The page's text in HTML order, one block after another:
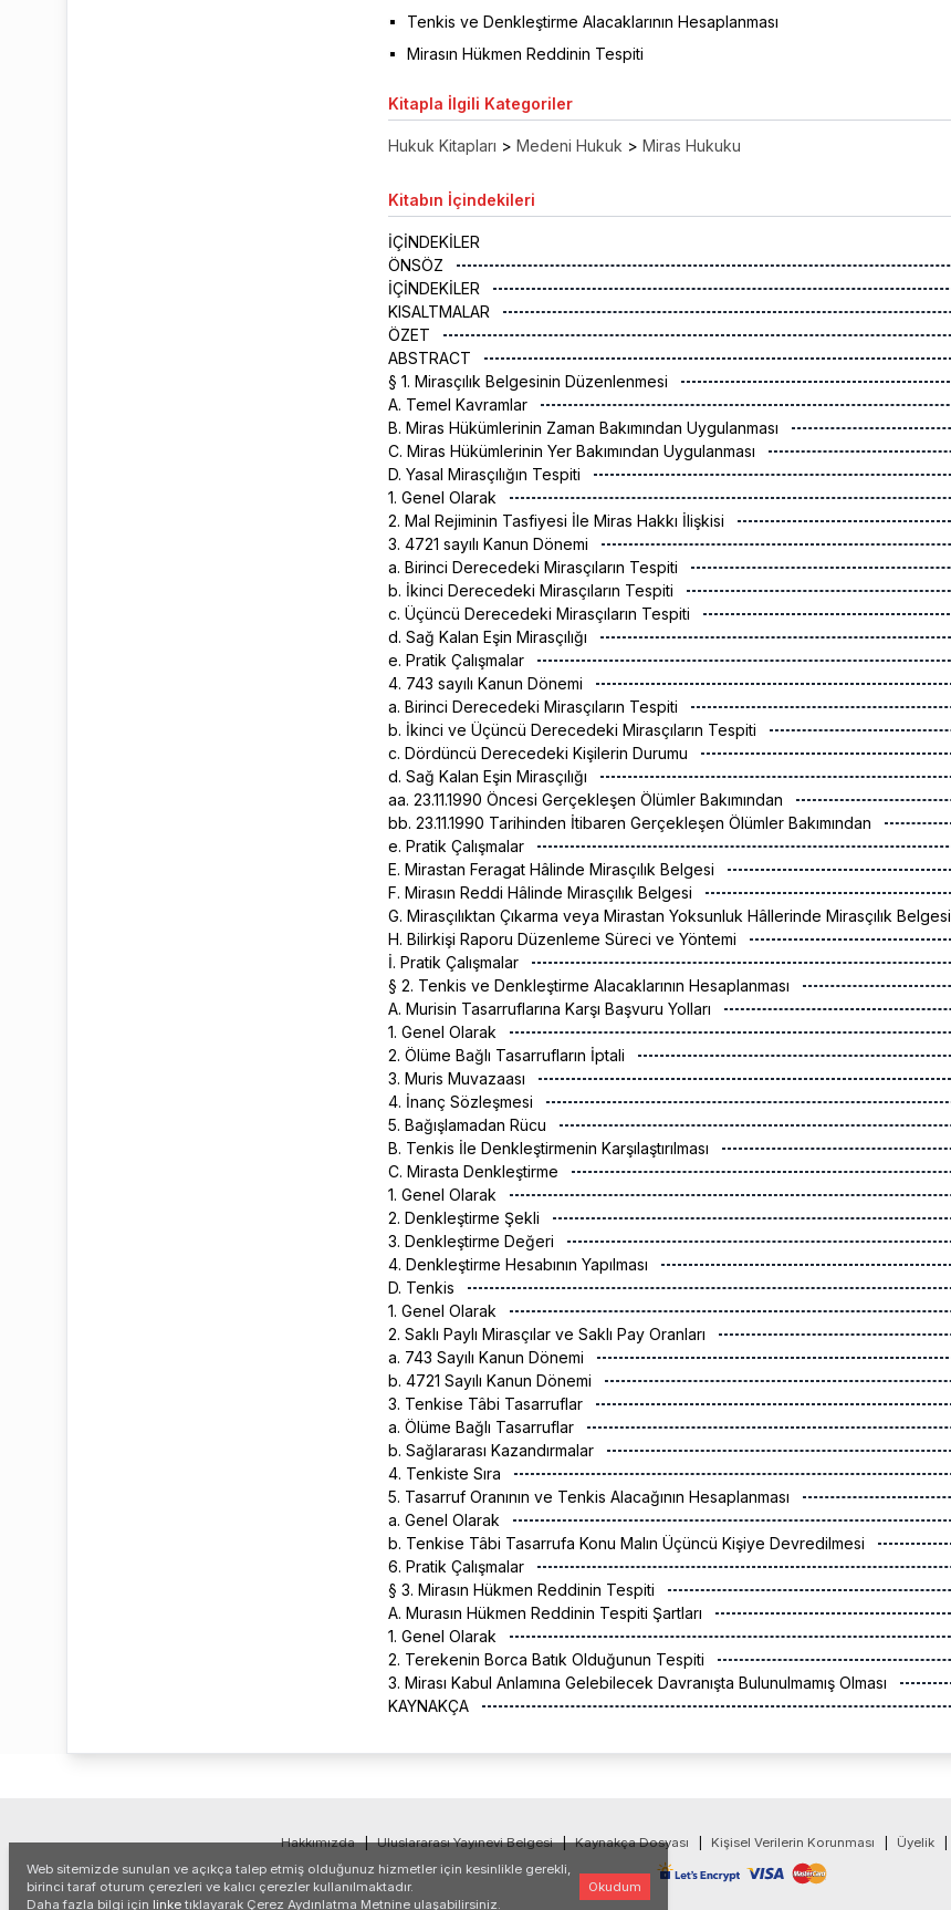
Tenkis ve Denkleştirme Alacaklarının Hesaplanması
Mirasın Hükmen Reddinin Tespiti
Kitapla İlgili Kategoriler
Hukuk Kitapları > Medeni Hukuk > Miras Hukuku
Kitabın İçindekileri
İÇİNDEKİLER
ÖNSÖZ
İÇİNDEKİLER
KISALTMALAR
ÖZET
ABSTRACT
§ 1. Mirasçılık Belgesinin Düzenlenmesi
A. Temel Kavramlar
B. Miras Hükümlerinin Zaman Bakımından Uygulanması
C. Miras Hükümlerinin Yer Bakımından Uygulanması
D. Yasal Mirasçılığın Tespiti
1. Genel Olarak
2. Mal Rejiminin Tasfiyesi İle Miras Hakkı İlişkisi
3. 4721 sayılı Kanun Dönemi
a. Birinci Derecedeki Mirasçıların Tespiti
b. İkinci Derecedeki Mirasçıların Tespiti
c. Üçüncü Derecedeki Mirasçıların Tespiti
d. Sağ Kalan Eşin Mirasçılığı
e. Pratik Çalışmalar
4. 743 sayılı Kanun Dönemi
a. Birinci Derecedeki Mirasçıların Tespiti
b. İkinci ve Üçüncü Derecedeki Mirasçıların Tespiti
c. Dördüncü Derecedeki Kişilerin Durumu
d. Sağ Kalan Eşin Mirasçılığı
aa. 23.11.1990 Öncesi Gerçekleşen Ölümler Bakımından
bb. 23.11.1990 Tarihinden İtibaren Gerçekleşen Ölümler Bakımından
e. Pratik Çalışmalar
E. Mirastan Feragat Hâlinde Mirasçılık Belgesi
F. Mirasın Reddi Hâlinde Mirasçılık Belgesi
G. Mirasçılıktan Çıkarma veya Mirastan Yoksunluk Hâllerinde Mirasçılık Belgesi
H. Bilirkişi Raporu Düzenleme Süreci ve Yöntemi
İ. Pratik Çalışmalar
§ 2. Tenkis ve Denkleştirme Alacaklarının Hesaplanması
A. Murisin Tasarruflarına Karşı Başvuru Yolları
1. Genel Olarak
2. Ölüme Bağlı Tasarrufların İptali
3. Muris Muvazaası
4. İnanç Sözleşmesi
5. Bağışlamadan Rücu
B. Tenkis İle Denkleştirmenin Karşılaştırılması
C. Mirasta Denkleştirme
1. Genel Olarak
2. Denkleştirme Şekli
3. Denkleştirme Değeri
4. Denkleştirme Hesabının Yapılması
D. Tenkis
1. Genel Olarak
2. Saklı Paylı Mirasçılar ve Saklı Pay Oranları
a. 743 Sayılı Kanun Dönemi
b. 4721 Sayılı Kanun Dönemi
3. Tenkise Tâbi Tasarruflar
a. Ölüme Bağlı Tasarruflar
b. Sağlararası Kazandırmalar
4. Tenkiste Sıra
5. Tasarruf Oranının ve Tenkis Alacağının Hesaplanması
a. Genel Olarak
b. Tenkise Tâbi Tasarrufa Konu Malın Üçüncü Kişiye Devredilmesi
6. Pratik Çalışmalar
§ 3. Mirasın Hükmen Reddinin Tespiti
A. Murasın Hükmen Reddinin Tespiti Şartları
1. Genel Olarak
2. Terekenin Borca Batık Olduğunun Tespiti
3. Mirası Kabul Anlamına Gelebilecek Davranışta Bulunulmamış Olması
KAYNAKÇA
Hakkımızda | Uluslararası Yayınevi Belgesi | Kaynakça Dosyası Kişisel Verilerin Korunması Üyelik
Web sitemizde sunulan ve açıkça talep etmiş olduğunuz hizmetler için kesinlikle gerekli,
birinci taraf oturum çerezleri ve kalıcı çerezler kullanılmaktadır.
Daha fazla bilgi için linke tıklayarak Çerez Aydınlatma Metnine ulaşabilirsiniz.
Okudum